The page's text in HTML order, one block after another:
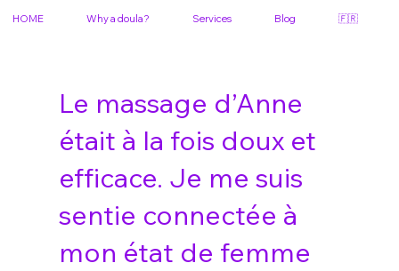
HOME Why a doula? Services Blog 🇫🇷
Le massage d’Anne
était à la fois doux et
efficace. Je me suis
sentie connectée à
mon état de femme